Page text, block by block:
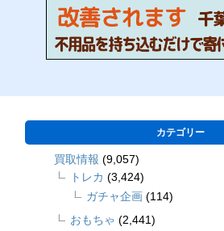
カテゴリー
買取情報 (9,057)
トレカ (3,424)
ガチャ企画 (114)
おもちゃ (2,441)